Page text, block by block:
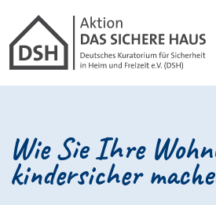
Gathmann
Wie Sie Ihre
kindersicher